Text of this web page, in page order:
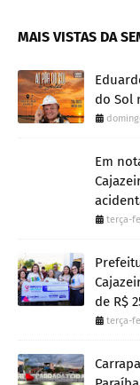
MAIS VISTAS DA
do Sol
Em
terça-
de R$
terça-